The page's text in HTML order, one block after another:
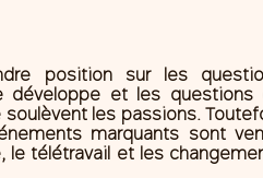
position sur les
développe et les questions
les passions.
marquants sont
le télétravail et les